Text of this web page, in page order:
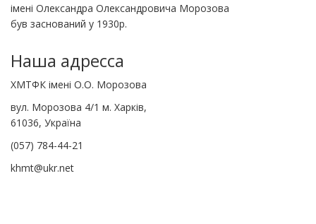
імені Олександра Олександровича Морозова
був заснований у 1930р.
Наша адресса
ХМТФК імені О.О. Морозова
вул. Морозова 4/1 м. Харків,
61036, Україна
(057) 784-44-21
khmt@ukr.net